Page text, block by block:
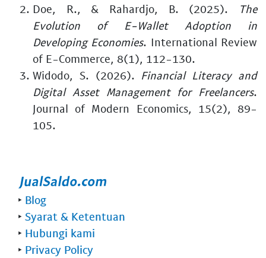
Doe, R., & Rahardjo, B. (2025).
The
Evolution of E-Wallet Adoption in
Developing Economies. International Review
of E-Commerce, 8(1), 112-130.
Widodo, S. (2026). Financial Literacy and
Digital Asset Management for Freelancers.
Journal of Modern Economics, 15(2), 89-
105.
‣ Blog
‣ Syarat & Ketentuan
‣ Hubungi kami
‣ Privacy Policy